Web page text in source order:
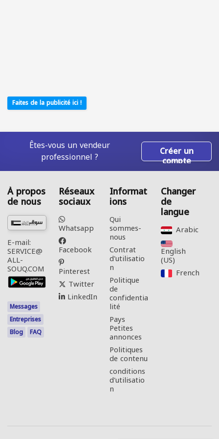
Faites de la publicité ici !
Êtes-vous un vendeur
professionnel ? Créer un
compte
À propos
de nous
E-mail:
SERVICE@
ALL-
SOUQ.COM
Messages
Entreprises
Blog
FAQ
Réseaux
sociaux
Whatsapp
Facebook
Pinterest
Twitter
LinkedIn
Informat
ions
Qui
sommes-
nous
Contrat
d'utilisatio
n
Politique
de
confidentia
lité
Pays
Petites
annonces
Politiques
de contenu
conditions
d'utilisatio
n
Changer
de
langue
Arabic‎
English
(US)‎
French‎